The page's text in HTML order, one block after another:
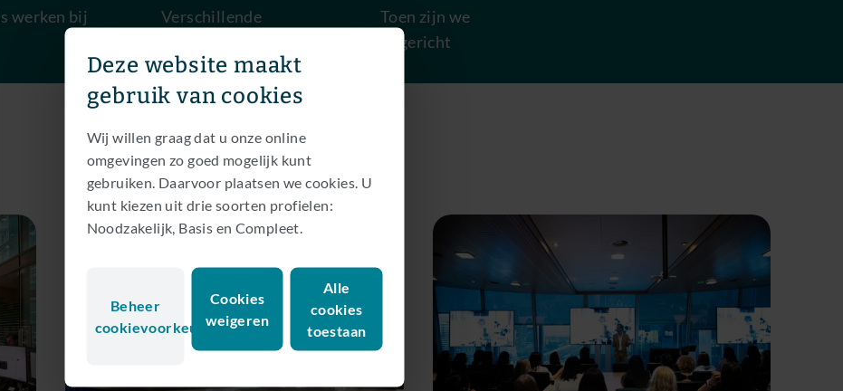
Deze website maakt
gebruik van cookies
Wij willen graag dat u onze online
omgevingen zo goed mogelijk kunt
gebruiken. Daarvoor plaatsen we cookies. U
kunt kiezen uit drie soorten profielen:
Noodzakelijk, Basis en Compleet.
Cookies
weigeren
Beheer
cookievoorkeuren
Alle
cookies
toestaan
werken bij
Verschillende
Toen zijn we
opgericht